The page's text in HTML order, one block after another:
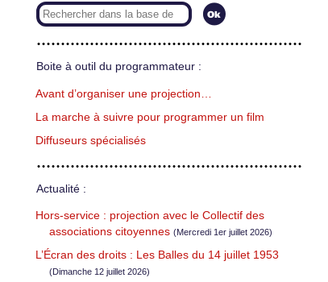
Boite à outil du programmateur :
Avant d’organiser une projection…
La marche à suivre pour programmer un film
Diffuseurs spécialisés
Actualité :
Hors-service : projection avec le Collectif des
associations citoyennes (Mercredi 1er juillet 2026)
L’Écran des droits : Les Balles du 14 juillet 1953
(Dimanche 12 juillet 2026)